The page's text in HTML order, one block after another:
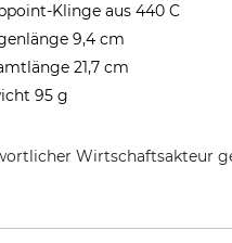
Klinge aus 440 C
9,4 cm
21,7 cm
95 g
Wirtschaftsakteur